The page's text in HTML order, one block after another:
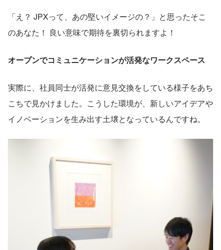
「え？ JPXって、あの堅いイメージの？」と思ったそこ
のあなた！ 良い意味で期待を裏切られますよ！
オープンでコミュニケーションが活発なワークスペース
実際に、社員同士が活発に意見交換をしている様子をあち
こちで見かけました。こうした環境が、新しいアイデアや
イノベーションを生み出す土壌となっているんですね。